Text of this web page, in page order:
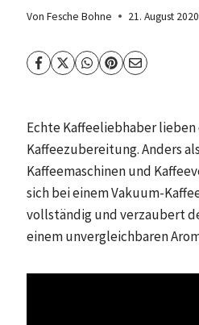
Von Fesche Bohne 21. August 2020
Echte Kaffeeliebhaber lieben
Kaffeezubereitung. Anders
Kaffeemaschinen und
sich bei einem Vakuum-
vollständig und verzaubert
einem unvergleichbaren